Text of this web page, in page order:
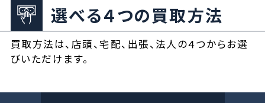
選べる４つの買取方法
買取方法は、店頭、宅配、出張、法人の４つからお選
びいただけます。